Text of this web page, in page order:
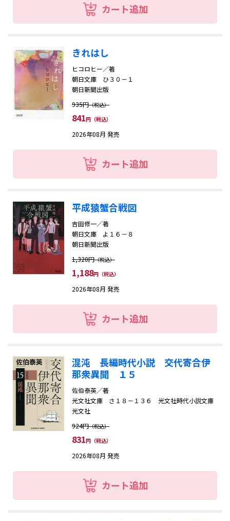
カート追加
きれはし
ヒコロヒー／著
朝日文庫 ひ３０－１
朝日新聞出版
935円（税込）
841円（税込）
2026年08月 発売
カート追加
平成猿蟹合戦図
吉田修一／著
朝日文庫 よ１６－８
朝日新聞出版
1,320円（税込）
1,188円（税込）
2026年08月 発売
カート追加
混沌 長編時代小説 交代寄合伊
那衆異聞 １５
佐伯泰英／著
光文社文庫 さ１８－１３６ 光文社時代小説文庫
光文社
924円（税込）
831円（税込）
2026年08月 発売
カート追加